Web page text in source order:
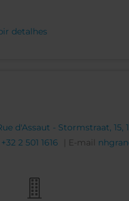
detalhes
d'Assaut - Stormstraat, 15,
+32 2 501 1616 | E-mail